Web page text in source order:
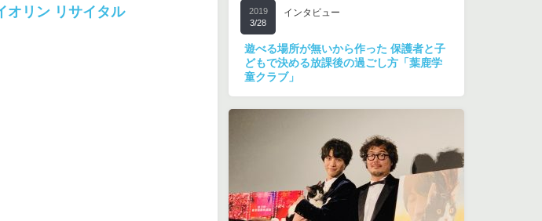
オリン リサイタル
2019
3/28
インタビュー
遊べる場所が無いから作った 保護者と子
どもで決める放課後の過ごし方「葉鹿学
童クラブ」